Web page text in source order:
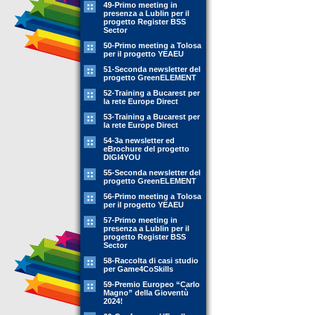
49-Primo meeting in
presenza a Lublin per il
progetto Register BSS
Sector
50-Primo meeting a Tolosa
per il progetto YEAEU
51-Seconda newsletter del
progetto GreenELEMENT
52-Training a Bucarest per
la rete Europe Direct
53-Training a Bucarest per
la rete Europe Direct
54-3a newsletter ed
eBrochure del progetto
DIGI4YOU
55-Seconda newsletter del
progetto GreenELEMENT
56-Primo meeting a Tolosa
per il progetto YEAEU
57-Primo meeting in
presenza a Lublin per il
progetto Register BSS
Sector
58-Raccolta di casi studio
per Game4CoSkills
59-Premio Europeo “Carlo
Magno” della Gioventù
2024!